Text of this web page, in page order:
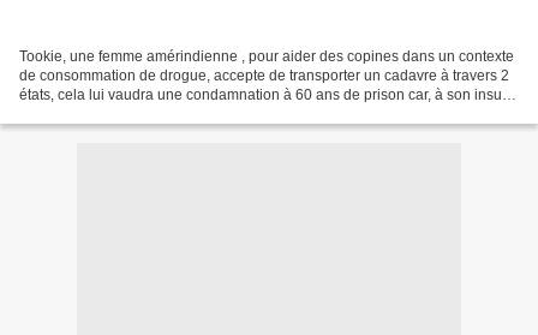
Tookie, une femme amérindienne , pour aider des copines dans un contexte
de consommation de drogue, accepte de transporter un cadavre à travers 2
états, cela lui vaudra une condamnation à 60 ans de prison car, à son insu,